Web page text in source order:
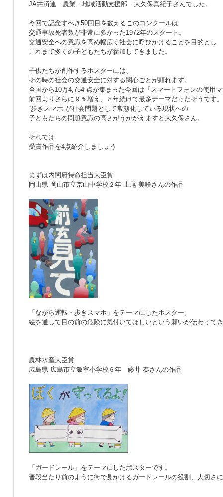
JA共済連 農業・地域活動支援部 大久保真紀子さんでした。
今回で記念すべき50回目を数えるこのコンクールは
交通事故死者数が非常に多かった1972年のスタート。
交通安全への意識を高め幅広く社会に呼びかけることを目的とし
これまで多くの子どもたちが参加してきました。
子供たちが創作するポスターには、
その時の社会の交通安全に対する関心ごとが顕れます。
全国から10万4,754 点が集まった今回は『スマートフォンの使用
前回よりさらに９％増え、８年続けて最多テーマだったそうです。
“歩きスマホ”が社会問題として常態化している現状への
子どもたちの問題意識の高さがうかがえますと大久保さん。
それでは
受賞作品を4点紹介しましょう
まずは内閣府特命担当大臣賞
岡山県 岡山市立京山中学校２年 上尾 美咲さんの作品
「ながら運転・歩きスマホ」をテーマにしたポスター。
絵を通して目の前の危険に気付いてほしいという願いが伝わって
農林水産大臣賞
広島県 広島市立飯室小学校６年 藤井 奏さんの作品
「ガードレール」をテーマにしたポスターです。
普段当たり前のように街で見かけるガードレールの役割、大切さ